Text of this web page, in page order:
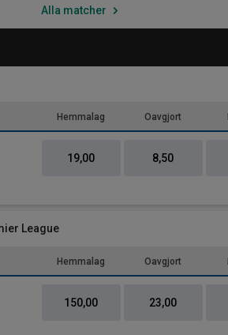
Alla matcher
Hemmalag Oavgjort
19,00 8,50
League
Hemmalag Oavgjort
150,00 23,00